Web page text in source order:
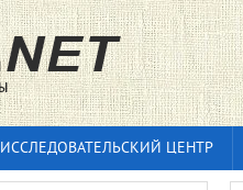
ИССЛЕДОВАТЕЛЬСКИЙ ЦЕНТР